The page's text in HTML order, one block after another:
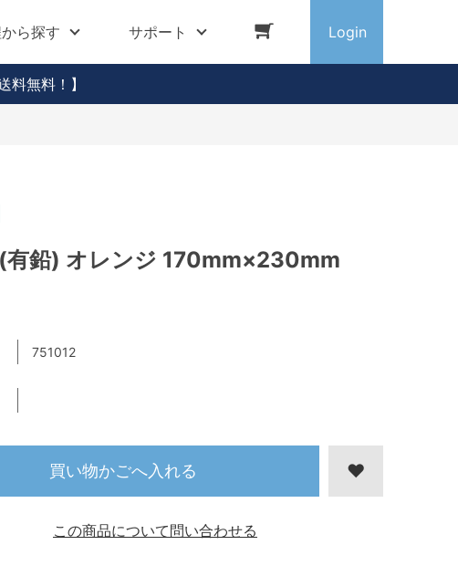
ら探す サポート Login
料無料！】
有鉛) オレンジ 170mm×230mm
751012
買い物かごへ入れる
この商品について問い合わせる